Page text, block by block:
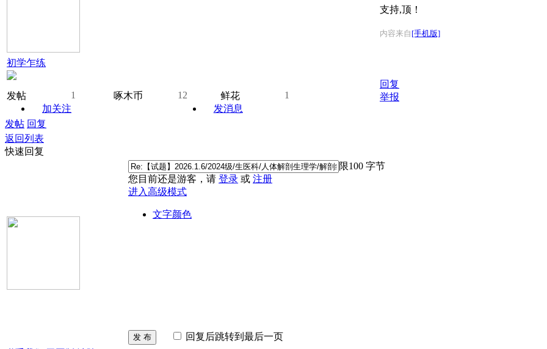
初学乍练
发帖 1 啄木币 12 鲜花
1
加关注
发消息
支持,顶！
内容来自 [手机版]
回复
举报
发帖 回复
返回列表
快速回复
限100 字节
您目前还是游客，请 登录 或 注册
进入高级模式
文字颜色
发 布
回复后跳转到最后一页